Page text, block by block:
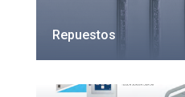
Repuestos